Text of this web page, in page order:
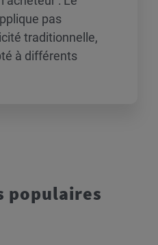
pas
traditionnelle,
à différents
populaires